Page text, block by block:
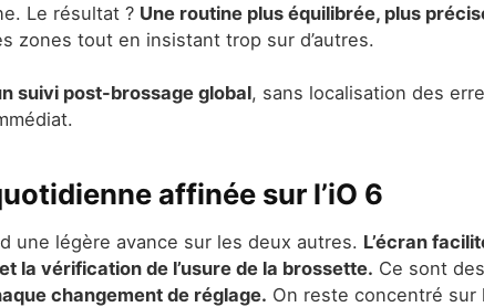
Le résultat ? Une routine plus équilibrée, plus
zones tout en insistant trop sur d’autres.
suivi post-brossage global, sans localisation des
affinée sur l’iO 6
une légère avance sur les deux autres. L’écran
la vérification de l’usure de la brossette. Ce sont
changement de réglage. On reste concentré sur